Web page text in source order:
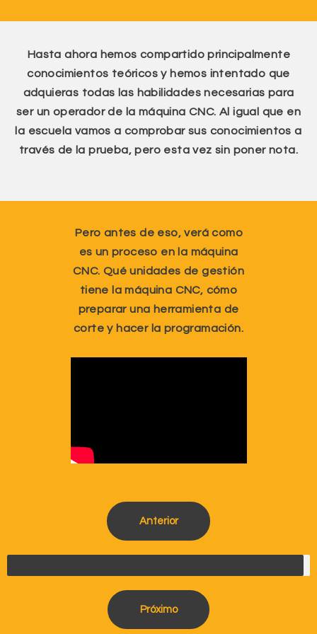
Hasta ahora hemos compartido principalmente
conocimientos teóricos y hemos intentado que
adquieras todas las habilidades necesarias para
ser un operador de la máquina CNC. Al igual que en
la escuela vamos a comprobar sus conocimientos a
través de la prueba, pero esta vez sin poner nota.
Pero antes de eso, verá como
es un proceso en la máquina
CNC. Qué unidades de gestión
tiene la máquina CNC, cómo
preparar una herramienta de
corte y hacer la programación.
Anterior
Próximo